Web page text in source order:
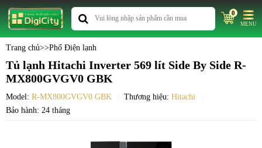
0
MENU
Trang chủ>>Phố Điện lạnh
Tủ lạnh Hitachi Inverter 569 lít Side By Side R-
MX800GVGV0 GBK
Model: R-MX800GVGV0 GBK Thương hiệu: Hitachi
Bảo hành: 24 tháng